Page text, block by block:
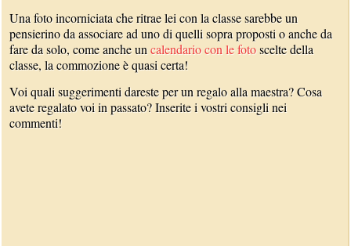
Una foto incorniciata che ritrae lei con la classe sarebbe un
pensierino da associare ad uno di quelli sopra proposti o anche da
fare da solo, come anche uncalendario con le fotoscelte della
classe, la commozione è quasi certa!
Voi quali suggerimenti dareste per un regalo alla maestra? Cosa
avete regalato voi in passato? Inserite i vostri consigli nei
commenti!